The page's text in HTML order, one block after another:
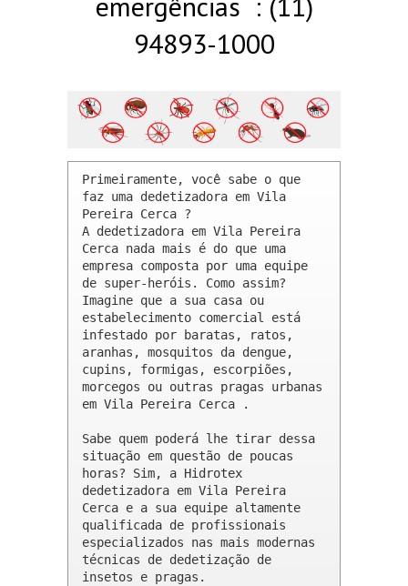
94893-1000
Primeiramente, você sabe o que
faz uma dedetizadora em Vila
Pereira Cerca ?
A dedetizadora em Vila Pereira
Cerca nada mais é do que uma
empresa composta por uma equipe
de super-heróis. Como assim?
Imagine que a sua casa ou
estabelecimento comercial está
infestado por baratas, ratos,
aranhas, mosquitos da dengue,
cupins, formigas, escorpiões,
morcegos ou outras pragas urbanas
em Vila Pereira Cerca .
Sabe quem poderá lhe tirar dessa
situação em questão de poucas
horas? Sim, a Hidrotex
dedetizadora em Vila Pereira
Cerca e a sua equipe altamente
qualificada de profissionais
especializados nas mais modernas
técnicas de dedetização de
insetos e pragas.